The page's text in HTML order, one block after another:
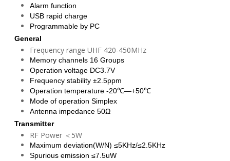
Alarm function
USB rapid charge
Programmable by PC
General
Frequency range UHF 420-450MHz
Memory channels 16 Groups
Operation voltage DC3.7V
Frequency stability ±2.5ppm
Operation temperature -20℃—+50℃
Mode of operation Simplex
Antenna impedance 50Ω
Transmitter
RF Power ＜5W
Maximum deviation(W/N) ≤5KHz/≤2.5KHz
Spurious emission ≤7.5uW